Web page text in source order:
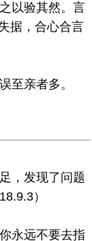
以验其然。言
据，合心合言
至亲者多。
，发现了问题
）
永远不要去指